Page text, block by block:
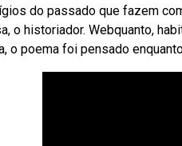
do passado que fazem
o historiador. Webquanto,
o poema foi pensado